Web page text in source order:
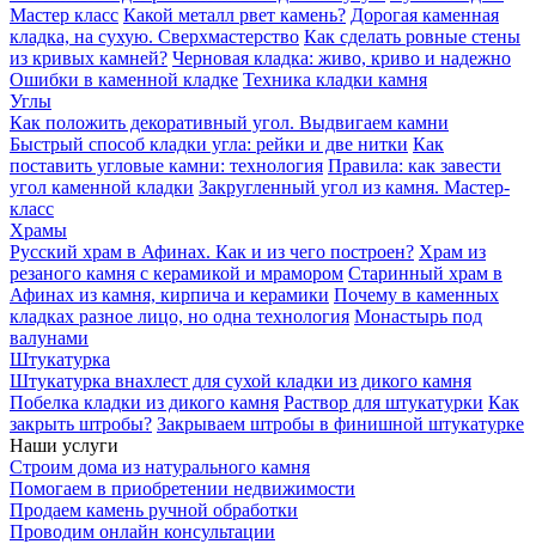
Мастер класс Какой металл рвет камень? Дорогая каменная
кладка, на сухую. Сверхмастерство Как сделать ровные стены
из кривых камней? Черновая кладка: живо, криво и надежно
Ошибки в каменной кладке Техника кладки камня
Углы
Как положить декоративный угол. Выдвигаем камни
Быстрый способ кладки угла: рейки и две нитки Как
поставить угловые камни: технология Правила: как завести
угол каменной кладки Закругленный угол из камня. Мастер-
класс
Храмы
Русский храм в Афинах. Как и из чего построен? Храм из
резаного камня c керамикой и мрамором Старинный храм в
Афинах из камня, кирпича и керамики Почему в каменных
кладках разное лицо, но одна технология Монастырь под
валунами
Штукатурка
Штукатурка внахлест для сухой кладки из дикого камня
Побелка кладки из дикого камня Раствор для штукатурки Как
закрыть штробы? Закрываем штробы в финишной штукатурке
Наши услуги
Строим дома из натурального камня
Помогаем в приобретении недвижимости
Продаем камень ручной обработки
Проводим онлайн консультации